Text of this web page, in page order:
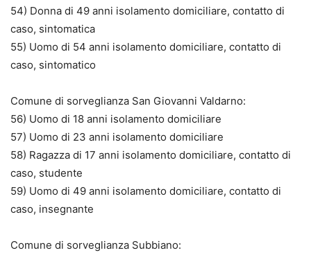
54) Donna di 49 anni isolamento domiciliare, contatto di
caso, sintomatica
55) Uomo di 54 anni isolamento domiciliare, contatto di
caso, sintomatico
Comune di sorveglianza San Giovanni Valdarno:
56) Uomo di 18 anni isolamento domiciliare
57) Uomo di 23 anni isolamento domiciliare
58) Ragazza di 17 anni isolamento domiciliare, contatto di
caso, studente
59) Uomo di 49 anni isolamento domiciliare, contatto di
caso, insegnante
Comune di sorveglianza Subbiano: